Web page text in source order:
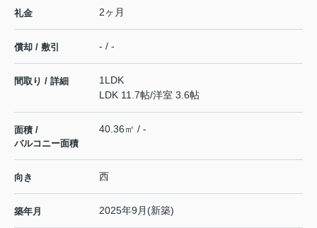
礼金 2ヶ月
償却 / 敷引 - / -
間取り / 詳細
1LDK
LDK 11.7帖/洋室 3.6帖
面積 /
バルコニー面積
40.36㎡ / -
向き 西
築年月 2025年9月(新築)